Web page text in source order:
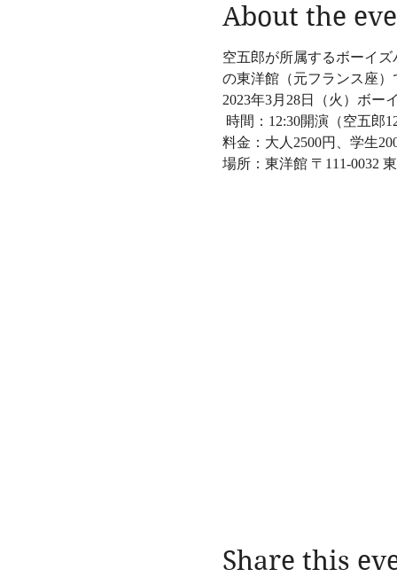
About the
空五郎が所属するボーイ
の東洋館（元フランス座
2023年3月28日（火）ボー
時間：12:30開演（空五郎
料金：大人2500円、学生
場所：東洋館 〒111-0032
Share this